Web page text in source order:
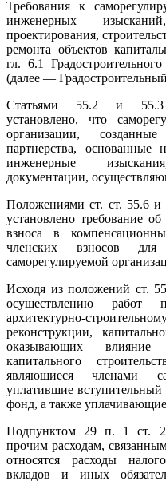
Требования к
инженерных изысканий,
проектирования,
ремонта объектов
гл. 6.1
(далее —
Статьями 55.2 и 55.3
установлено, что
организации,
партнерства,
инженерные
документации,
Положениями ст. ст. 55.6 и
установлено требование
взноса в
членских взносов
саморегулируемой
Исходя из положений ст.
осуществлению работ
архитектурно-
реконструкции,
оказывающих влияние
капитального
являющиеся членами
уплатившие
фонд, а также
Подпунктом 29 п. 1 ст.
прочим расходам,
относятся расходы
вкладов и иных